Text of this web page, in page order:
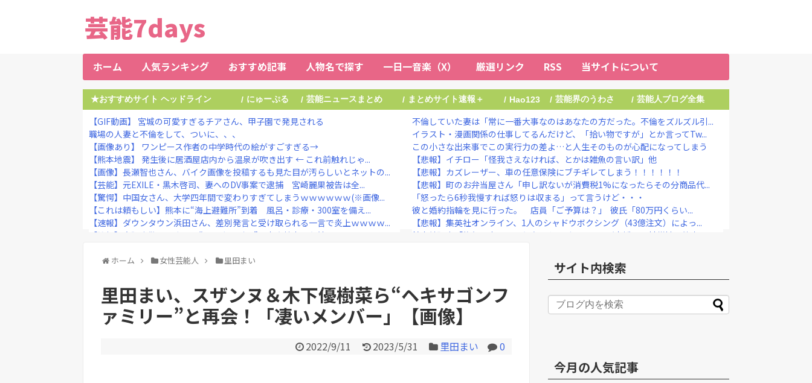
芸能7days
ホーム 人気ランキング おすすめ記事 人物名で探す 一日一音楽（X） 厳選リンク RSS 当サイトについて
★おすすめサイト ヘッドライン / にゅーぷる / 芸能ニュースまとめ / まとめサイト速報＋ / Hao123 / 芸能界のうわさ / 芸能人ブログ全集
【GIF動画】 宮城の可愛すぎるチアさん、甲子園で発見される
職場の人妻と不倫をして、ついに、、、
【画像あり】 ワンピース作者の中学時代の絵がすごすぎる→
【熊本地震】 発生後に居酒屋店内から温泉が吹き出す ← これ前触れじゃ...
【画像】長瀬智也さん、バイク画像を投稿するも見た目が汚らしいとネットの...
【芸能】元EXILE・黒木啓司、妻へのDV事案で逮捕 宮崎麗果被告は全...
【驚愕】中国女さん、大学四年間で変わりすぎてしまうｗｗｗｗｗｗ(※画像...
【これは頼もしい】熊本に“海上避難所”到着 風呂・診療・300室を備え...
【速報】ダウンタウン浜田さん、差別発言と受け取られる一言で炎上ｗｗｗｗ...
【衝撃】大阪府警、ミナミの“ベトナムビル”を家宅捜索した結果・・・・・...
Powered by livedoor 相互RSS
不倫していた妻は「常に一番大事なのはあなたの方だった。不倫をズルズル引...
イラスト・漫画関係の仕事してるんだけど、「拾い物ですが」とか言ってTw...
この小さな出来事でこの実行力の差よ…と人生そのものが心配になってしまう
【悲報】イチロー「怪我さえなければ、とかは雑魚の言い訳」他
【悲報】カズレーザー、車の任意保険にブチギレてしまう！！！！！！
【悲報】町のお弁当屋さん「申し訳ないが消費税1%になったらその分商品代...
「怒ったら6秒我慢すれば怒りは収まる」って言うけど・・・
彼と婚約指輪を見に行った。 店員「ご予算は？」 彼氏「80万円くらい...
【悲報】集英社オンライン、1人のシャドウボクシング（43億注文）によっ...
鈴木紗理奈「旅行を考えていた方はやめずに、それが支援」 被災地・熊本へ...
カズレーザー、車の任意保険を巡り持論 「強制しろよ」「保険にも入れない...
Powered by livedoor 相互RSS
ホーム 女性芸能人 里田まい
里田まい、スザンヌ＆木下優樹菜ら“ヘキサゴンフ
ァミリー”と再会！「凄いメンバー」【画像】
2022/9/11 2023/5/31 里田まい 0
サイト内検索
今月の人気記事